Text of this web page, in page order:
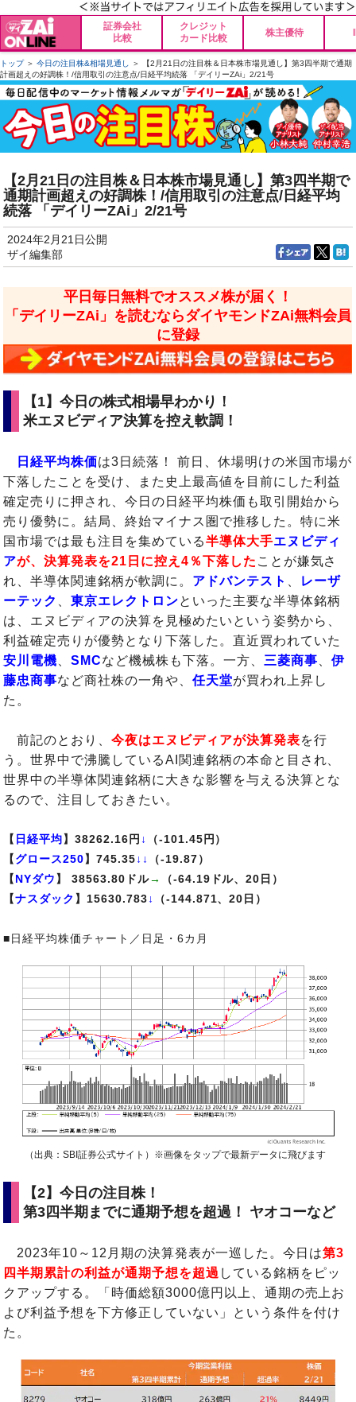
証券会社
比較
クレジット
カード比較
株主優待
トップ＞ 今日の注目株&相場見通し
＞ 【2月21日の注目株＆日本株市場見通し】第3四半期で通期
計画超えの好調株！/信用取引の注意点/日経平均続落 「デイリーZAi」2/21号
【2月21日の注目株＆日本株市場見通し】第3四半期で
通期計画超えの好調株！/信用取引の注意点/日経平均
続落 「デイリーZAi」2/21号
2024年2月21日公開
ザイ編集部
平日毎日無料でオススメ株が届く！
「デイリーZAi」を読むならダイヤモンドZAi無料会員
に登録
【1】今日の株式相場早わかり！
米エヌビディア決算を控え軟調！
日経平均株価は3日続落！ 前日、休場明けの米国市場が
下落したことを受け、また史上最高値を目前にした利益
確定売りに押され、今日の日経平均株価も取引開始から
売り優勢に。結局、終始マイナス圏で推移した。特に米
国市場では最も注目を集めている半導体大手エヌビディ
アが、決算発表を21日に控え4％下落した ことが嫌気さ
れ、半導体関連銘柄が軟調に。 アドバンテスト
レーザ
ーテック
、東京エレクトロンといった主要な半導体銘柄
は、エヌビディアの決算を見極めたいという姿勢から、
利益確定売りが優勢となり下落した。直近買われていた
安川電機 、SMCなど機械株も下落。一方、 三菱商事
伊
藤忠商事など商社株の一角や、 任天堂が買われ上昇し
た。
前記のとおり、今夜はエヌビディアが決算発表を行
う。世界中で沸騰しているAI関連銘柄の本命と目され、
世界中の半導体関連銘柄に大きな影響を与える決算とな
るので、注目しておきたい。
【 日経平均】38262.16円 ↓
（-101.45円）
【グロース250】745.35↓↓
（-19.87）
【NYダウ 】 38563.80ドル→
（-64.19ドル、20日）
【ナスダック 】15630.783↓ （-144.871、20日）
■日経平均株価チャート／日足・6カ月
（出典：SBI証券公式サイト）※画像をタップで最新データに飛びます
【2】今日の注目株！
第3四半期までに通期予想を超過！ ヤオコーなど
2023年10～12月期の決算発表が一巡した。今日は第3
四半期累計の利益が通期予想を超過 している銘柄をピッ
クアップする。「時価総額3000億円以上、通期の売上お
よび利益予想を下方修正していない」という条件を付け
た。